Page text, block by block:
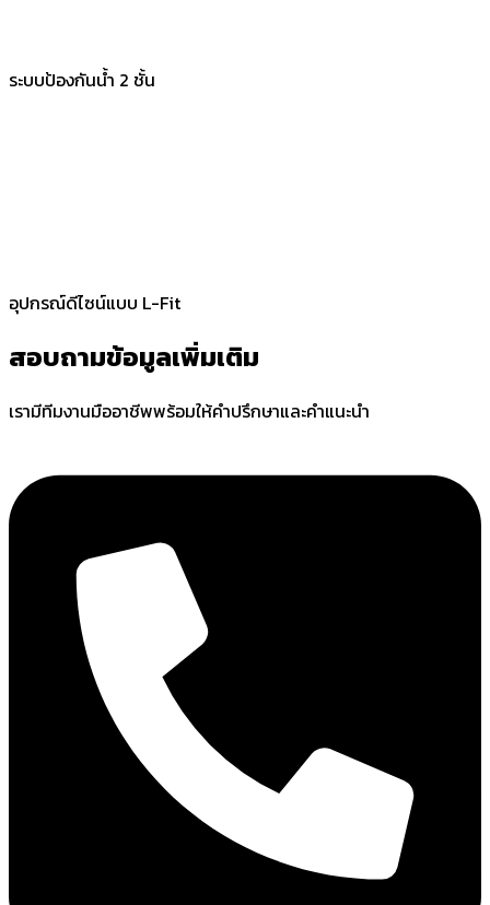
ระบบป้องกันน้ำ 2 ชั้น
อุปกรณ์ดีไซน์แบบ L-Fit
สอบถามข้อมูลเพิ่มเติม
เรามีทีมงานมืออาชีพพร้อมให้คำปรึกษาและคำแนะนำ